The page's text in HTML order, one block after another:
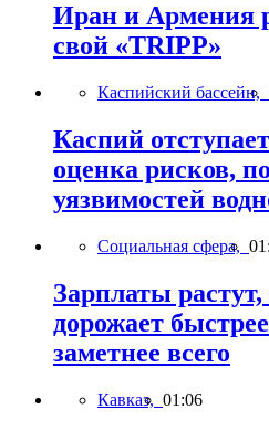
Иран и Армения
свой «TRIPP»
Каспийский бассейн,
Каспий
оценка рисков,
уязвимостей
Социальная сфера,
Зарплаты
дорожает
заметнее всего
Кавказ, 01:06